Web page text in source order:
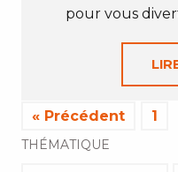
pour vous
« Précédent 1
THÉMATIQUE